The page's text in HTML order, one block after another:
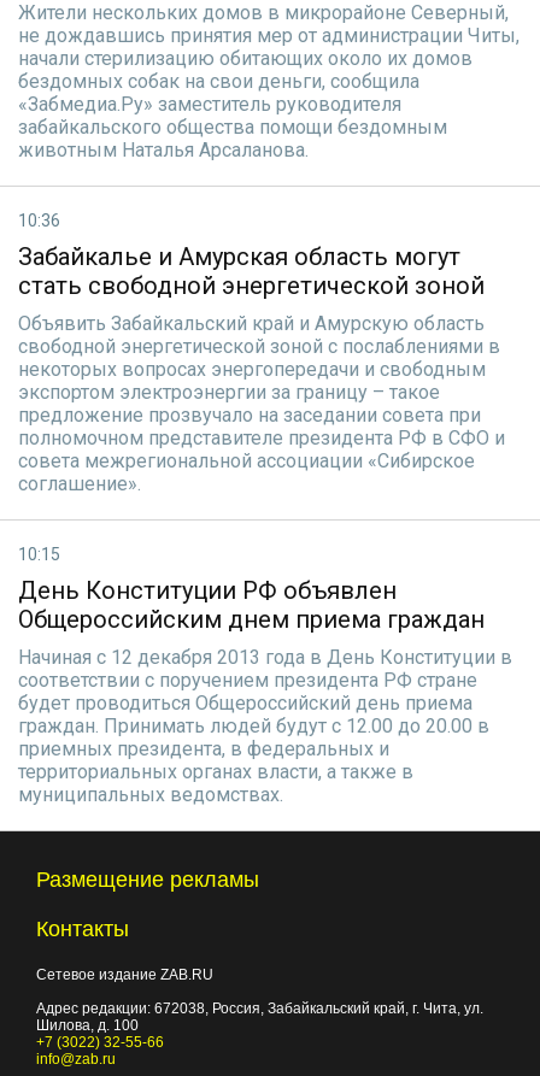
Жители нескольких домов в микрорайоне Северный,
не дождавшись принятия мер от администрации Читы,
начали стерилизацию обитающих около их домов
бездомных собак на свои деньги, сообщила
«Забмедиа.Ру» заместитель руководителя
забайкальского общества помощи бездомным
животным Наталья Арсаланова.
10:36
Забайкалье и Амурская область могут
стать свободной энергетической зоной
Объявить Забайкальский край и Амурскую область
свободной энергетической зоной с послаблениями в
некоторых вопросах энергопередачи и свободным
экспортом электроэнергии за границу – такое
предложение прозвучало на заседании совета при
полномочном представителе президента РФ в СФО и
совета межрегиональной ассоциации «Сибирское
соглашение».
10:15
День Конституции РФ объявлен
Общероссийским днем приема граждан
Начиная с 12 декабря 2013 года в День Конституции в
соответствии с поручением президента РФ стране
будет проводиться Общероссийский день приема
граждан. Принимать людей будут с 12.00 до 20.00 в
приемных президента, в федеральных и
территориальных органах власти, а также в
муниципальных ведомствах.
Размещение рекламы
Контакты
Сетевое издание ZAB.RU
Адрес редакции: 672038, Россия, Забайкальский край, г. Чита, ул.
Шилова, д. 100
+7 (3022) 32-55-66
info@zab.ru